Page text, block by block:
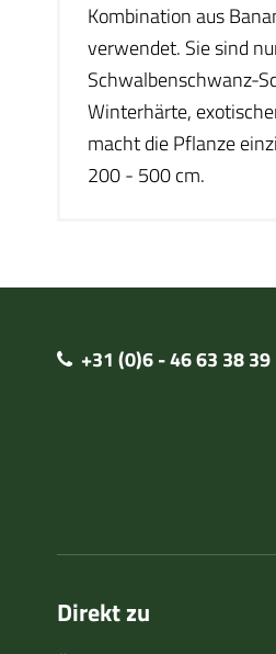
Kombination aus
verwendet. Sie sind
Schwalbenschwanz-
Winterhärte,
macht die Pflanze
200 - 500 cm.
+31 (0)6 - 46 63 38 39
Direkt zu